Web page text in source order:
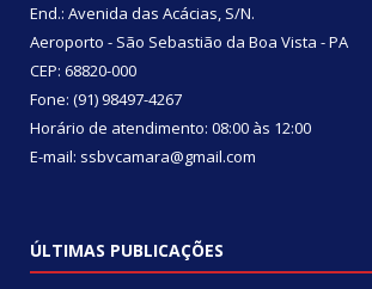
End.: Avenida das Acácias, S/N.
Aeroporto - São Sebastião da Boa Vista - PA
CEP: 68820-000
Fone: (91) 98497-4267
Horário de atendimento: 08:00 às 12:00
E-mail: ssbvcamara@gmail.com
ÚLTIMAS PUBLICAÇÕES